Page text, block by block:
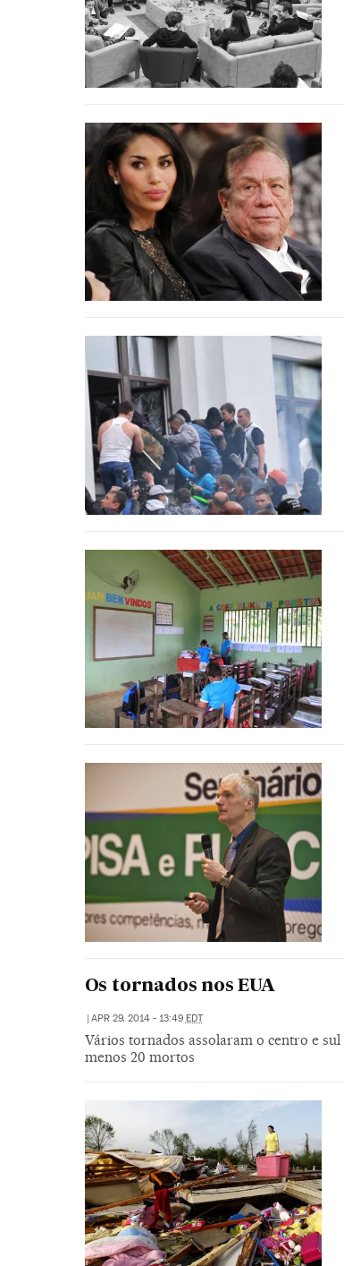
Os tornados nos EUA
| APR 29, 2014 - 13:49 EDT
Vários tornados assolaram o centro e
menos 20 mortos